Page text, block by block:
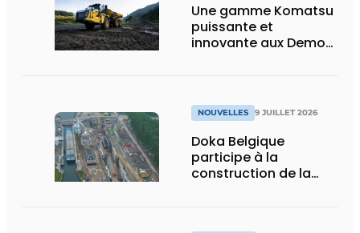
Une gamme Komatsu
puissante et
innovante aux Demo
NOUVELLES 9 JUILLET 2026
Doka Belgique
participe à la
construction de la